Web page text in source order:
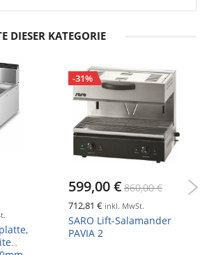
DIESER KATEGORIE
-31%
599,00 € 860,00 €
712,81 € inkl. MwSt.
SARO Lift-Salamander
PAVIA 2